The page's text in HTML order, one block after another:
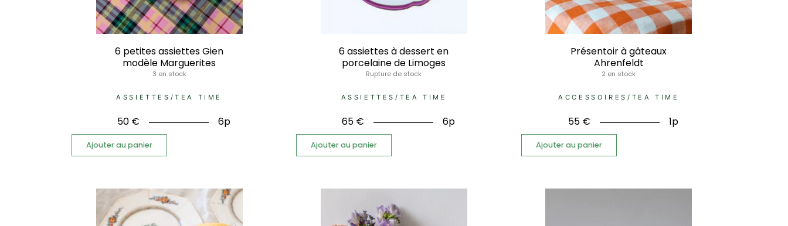
6 petites assiettes Gien
modèle Marguerites
3 en stock
ASSIETTES /TEA TIME
50 € 6p
Ajouter au panier
6 assiettes à dessert en
porcelaine de Limoges
Rupture de stock
ASSIETTES / TEA TIME
65 € 6p
Ajouter au panier
Présentoir à gâteaux
Ahrenfeldt
2 en stock
ACCESSOIRES / TEA TIME
55 € 1p
Ajouter au panier